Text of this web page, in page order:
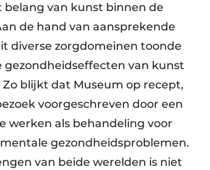
belang van kunst binnen de
de hand van aansprekende
diverse zorgdomeinen toonde
gezondheidseffecten van kunst
blijkt dat Museum op recept,
voorgeschreven door een
werken als behandeling voor
gezondheidsproblemen.
van beide werelden is niet